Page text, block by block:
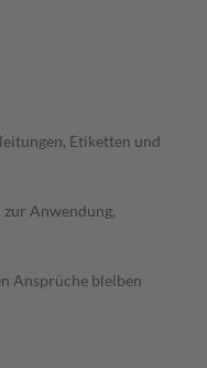
Etiketten und
Anwendung,
Ansprüche bleiben